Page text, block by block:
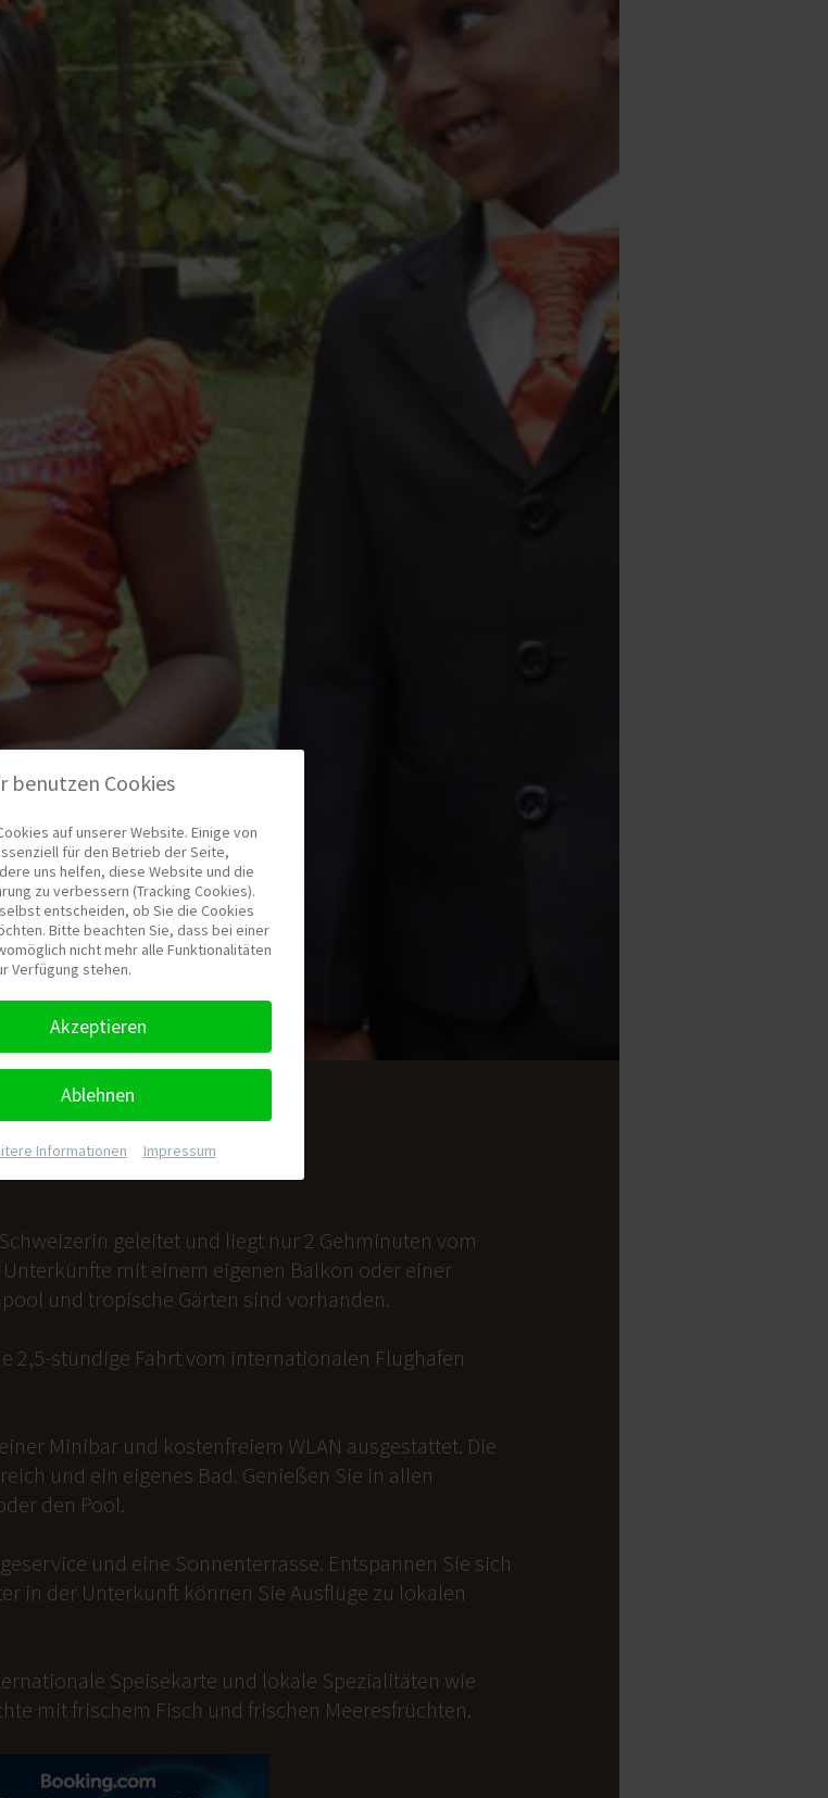
geleitet und liegt nur 2 Gehminuten vom
mit einem eigenen Balkon oder einer
und tropische Gärten sind vorhanden.
2,5-stündige Fahrt vom internationalen Flughafen
Minibar und kostenfreiem WLAN ausgestattet. Die
und ein eigenes Bad. Genießen Sie in allen
den Pool.
und eine Sonnenterrasse. Entspannen Sie sich
in der Unterkunft können Sie Ausflüge zu lokalen
Speisekarte und lokale Spezialitäten wie
mit frischem Fisch und frischen Meeresfrüchten.
benutzen Cookies
auf unserer Website. Einige von
für den Betrieb der Seite,
uns helfen, diese Website und die
zu verbessern (Tracking Cookies).
entscheiden, ob Sie die Cookies
Bitte beachten Sie, dass bei einer
nicht mehr alle Funktionalitäten
Verfügung stehen.
Akzeptieren
Ablehnen
Informationen Impressum